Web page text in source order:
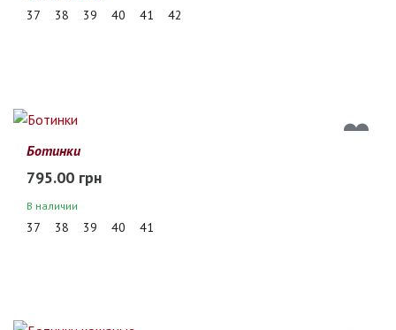
37 38 39 40 41 42
Ботинки
795.00 грн
В наличии
37 38 39 40 41